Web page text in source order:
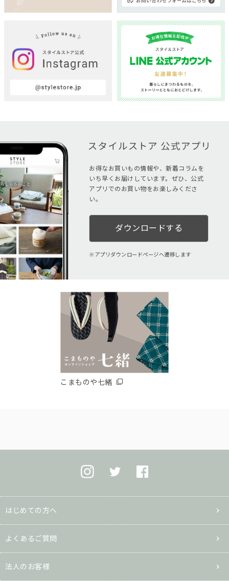
お得なお買いもの情報や、新着コラムを
いち早くお届けしています。ぜひ、公式
アプリでのお買い物をお楽しみくださ
い。
ダウンロードする
アプリダウンロードページへ遷移します
こまものや七緒
はじめての方へ
よくあるご質問
法人のお客様